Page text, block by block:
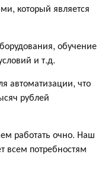
который является
обучение
и т.д.
автоматизации, что
рублей
работать очно. Наш
всем потребностям